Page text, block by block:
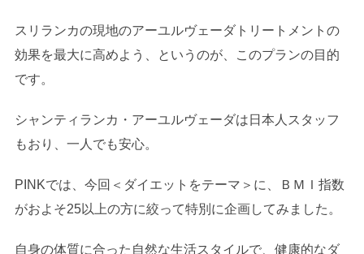
スリランカの現地のアーユルヴェーダトリートメントの
効果を最大に高めよう、というのが、このプランの目的
です。
シャンティランカ・アーユルヴェーダは日本人スタッフ
もおり、一人でも安心。
PINKでは、今回＜ダイエットをテーマ＞に、ＢＭＩ指数
がおよそ25以上の方に絞って特別に企画してみました。
自身の体質に合った自然な生活スタイルで、健康的なダ